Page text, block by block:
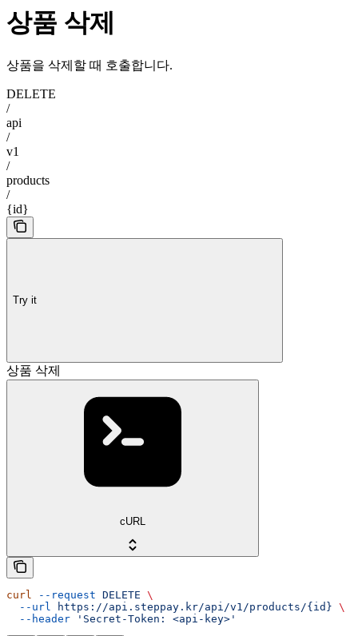
상품 삭제
상품을 삭제할 때 호출합니다.
DELETE
/
api
/
v1
/
products
/
{id}
Try it
상품 삭제
cURL
curl --request DELETE \
  --url
https://api.steppay.kr/api/v1/products/{id} \
  --header
'Secret-Token: <api-key>'